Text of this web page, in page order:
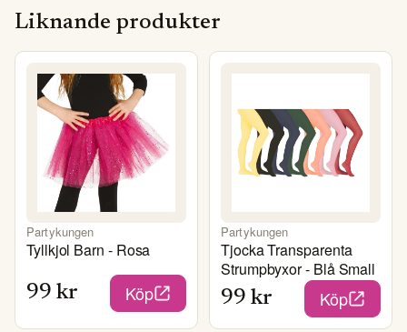
Liknande produkter
Partykungen
Tyllkjol Barn - Rosa
99 kr Köp
Partykungen
Tjocka Transparenta
Strumpbyxor - Blå Small
99 kr Köp